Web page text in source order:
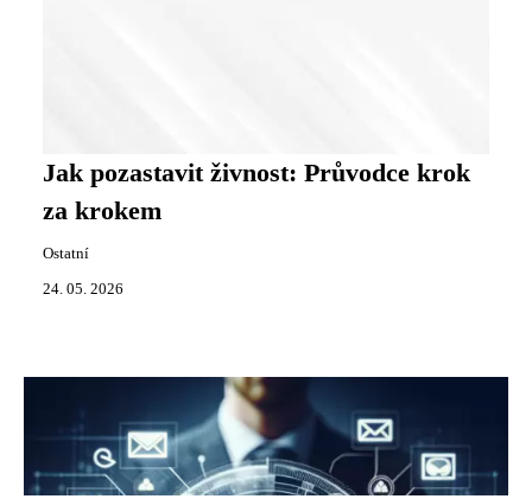
Jak pozastavit živnost: Průvodce krok
za krokem
Ostatní
24. 05. 2026